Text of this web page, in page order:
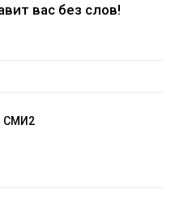
вас без слов!
СМИ2